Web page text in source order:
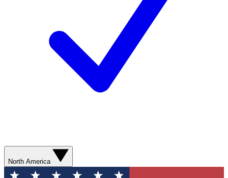
North America